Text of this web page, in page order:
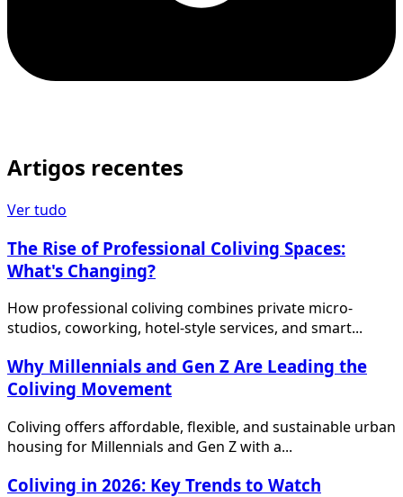
Artigos recentes
Ver tudo
The Rise of Professional Coliving Spaces:
What's Changing?
How professional coliving combines private micro-
studios, coworking, hotel-style services, and smart...
Why Millennials and Gen Z Are Leading the
Coliving Movement
Coliving offers affordable, flexible, and sustainable urban
housing for Millennials and Gen Z with a...
Coliving in 2026: Key Trends to Watch